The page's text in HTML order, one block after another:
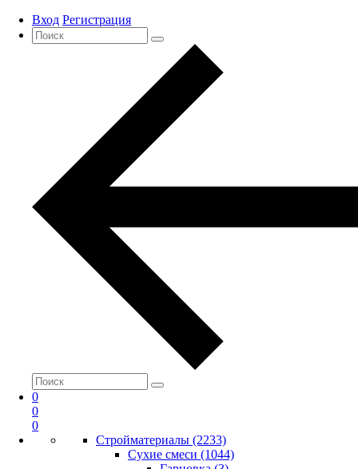
Вход Регистрация
0
0
0
Стройматериалы (2233)
Сухие смеси (1044)